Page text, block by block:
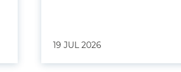
19 JUL 2026